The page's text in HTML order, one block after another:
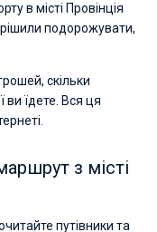
в місті Провінція
подорожувати,
скільки
ви їдете. Вся ця
з місті
путівники та